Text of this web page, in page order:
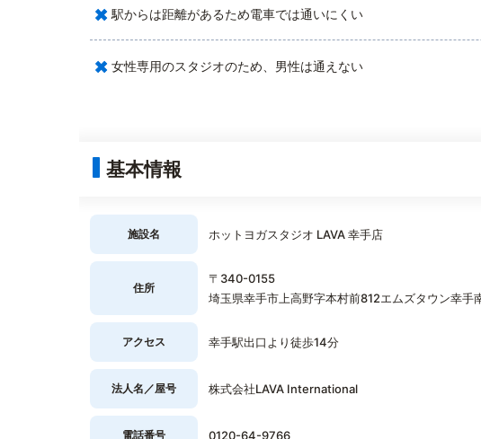
× 駅からは距離があるため電車では通いにくい
× 女性専用のスタジオのため、男性は通えない
基本情報
施設名 ホットヨガスタジオ LAVA 幸手店
住所
〒340-0155
埼玉県幸手市上高野字本村前812エムズタウン幸手
アクセス 幸手駅出口より徒歩14分
法人名／屋号 株式会社LAVA International
電話番号 0120-64-9766